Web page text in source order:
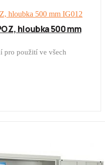
hloubka 500 mm
pro použití ve všech